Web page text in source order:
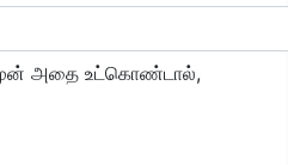
முன் அதை உட்கொண்டால்,